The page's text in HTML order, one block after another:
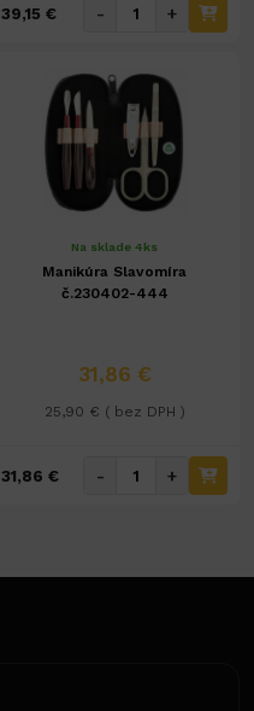
39,15 € - +
Na sklade 4ks
Manikúra Slavomíra
č.230402-444
31,86 €
25,90 € ( bez DPH )
31,86 € - +